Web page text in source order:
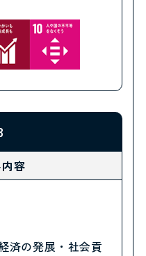
容
済の発展・社会貢